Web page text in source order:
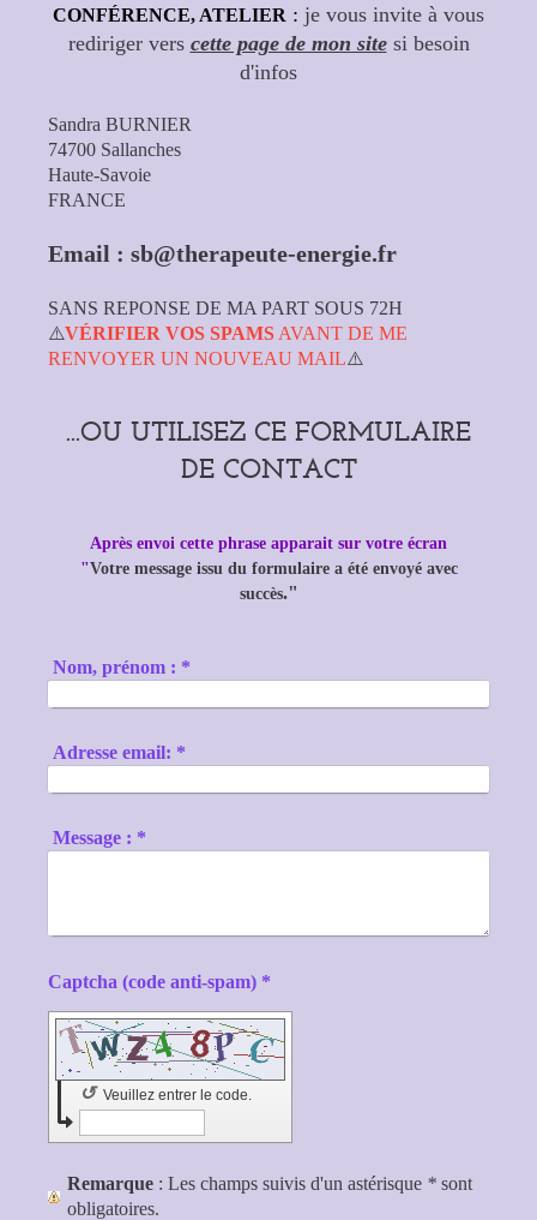
CONFÉRENCE, ATELIER : je vous invite à vous
rediriger vers cette page de mon sitesi besoin
d'infos
Sandra BURNIER
74700 Sallanches
Haute-Savoie
FRANCE
Email : sb@therapeute-energie.fr
SANS REPONSE DE MA PART SOUS 72H
⚠️VÉRIFIER VOS SPAMS AVANT DE ME
RENVOYER UN NOUVEAU MAIL⚠️
...OU UTILISEZ CE FORMULAIRE
DE CONTACT
Après envoi cette phrase apparait sur votre écran
"Votre message issu du formulaire a été envoyé avec
succès."
Nom, prénom : *
Adresse email: *
Message : *
Captcha (code anti-spam) *
Veuillez entrer le code.
↺
Remarque : Les champs suivis d'un astérisque * sont
obligatoires.